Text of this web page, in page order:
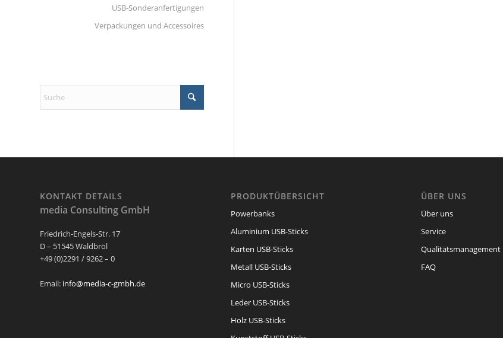
USB-Sonderanfertigungen
Verpackungen und Accessoires
KONTAKT DETAILS
media Consulting GmbH
Friedrich-Engels-Str. 17
D – 51545 Waldbröl
+49 (0)2291 / 9262 – 0
Email: info@media-c-gmbh.de
PRODUKTÜBERSICHT
Powerbanks
Aluminium USB-Sticks
Karten USB-Sticks
Metall USB-Sticks
Micro USB-Sticks
Leder USB-Sticks
Holz USB-Sticks
ÜBER UNS
Über uns
Service
Qualitätsmanagement
FAQ